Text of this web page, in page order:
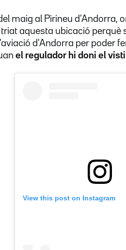
maig al Pirineu d'Andorra,
triat aquesta ubicació perquè
d'Andorra per poder
el regulador hi doni el
View this post on Instagram